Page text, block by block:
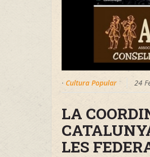
· Cultura Popular 24
LA
LES